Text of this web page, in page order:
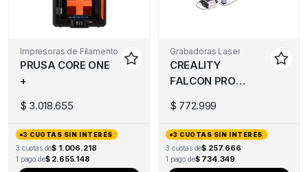
Impresoras de Filamento
PRUSA CORE ONE
+
$ 3.018.655
3 CUOTAS SIN INTERÉS
3 cuotas de$ 1.006.218
1 pago de$ 2.655.148
Grabadoras Laser
CREALITY
FALCON PRO
$ 772.999
3 CUOTAS SIN INTERÉS
3 cuotas de$ 257.666
1 pago de$ 734.349